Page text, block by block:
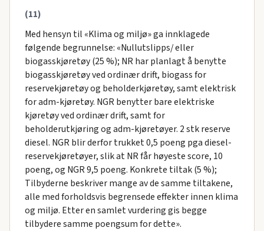
(11)
Med hensyn til «Klima og miljø» ga innklagede
følgende begrunnelse: «Nullutslipps/ eller
biogasskjøretøy (25 %); NR har planlagt å benytte
biogasskjøretøy ved ordinær drift, biogass for
reservekjøretøy og beholderkjøretøy, samt elektrisk
for adm-kjøretøy. NGR benytter bare elektriske
kjøretøy ved ordinær drift, samt for
beholderutkjøring og adm-kjøretøyer. 2 stk reserve
diesel. NGR blir derfor trukket 0,5 poeng pga diesel-
reservekjøretøyer, slik at NR får høyeste score, 10
poeng, og NGR 9,5 poeng. Konkrete tiltak (5 %);
Tilbyderne beskriver mange av de samme tiltakene,
alle med forholdsvis begrensede effekter innen klima
og miljø. Etter en samlet vurdering gis begge
tilbydere samme poengsum for dette».